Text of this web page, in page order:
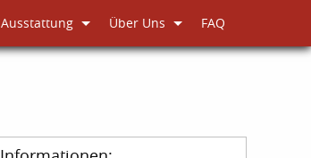
Ausstattung Über Uns FAQ